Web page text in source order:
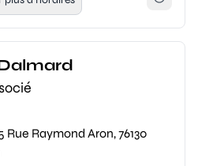
Raymond Aron, 76130